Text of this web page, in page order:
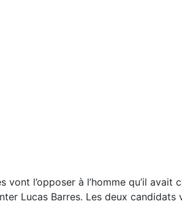
l’opposer à l’homme qu’il avait
Lucas Barres. Les deux